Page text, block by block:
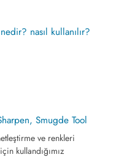
nasıl kullanılır?
Smugde Tool
ve renkleri
kullandığımız